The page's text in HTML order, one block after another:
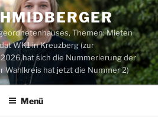
Themen: Mieten
WK1 in Kreuzberg (zur
hat sich die Nummerierung der
Wahlkreis hat jetzt die Nummer 2)
Menü